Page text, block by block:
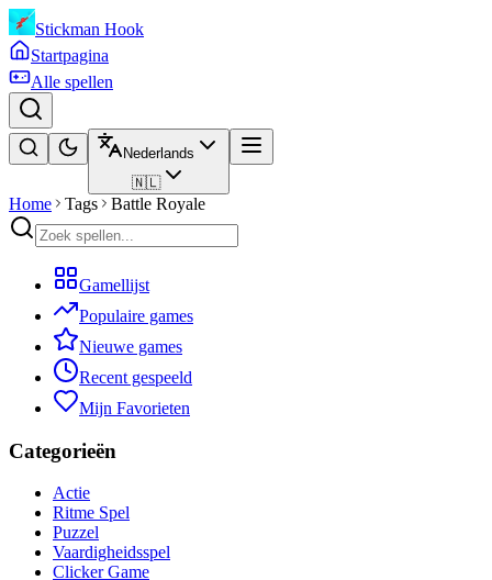
Stickman Hook
Startpagina
Alle spellen
Nederlands
🇳🇱
Home Tags Battle Royale
Gamellijst
Populaire games
Nieuwe games
Recent gespeeld
Mijn Favorieten
Categorieën
Actie
Ritme Spel
Puzzel
Vaardigheidsspel
Clicker Game